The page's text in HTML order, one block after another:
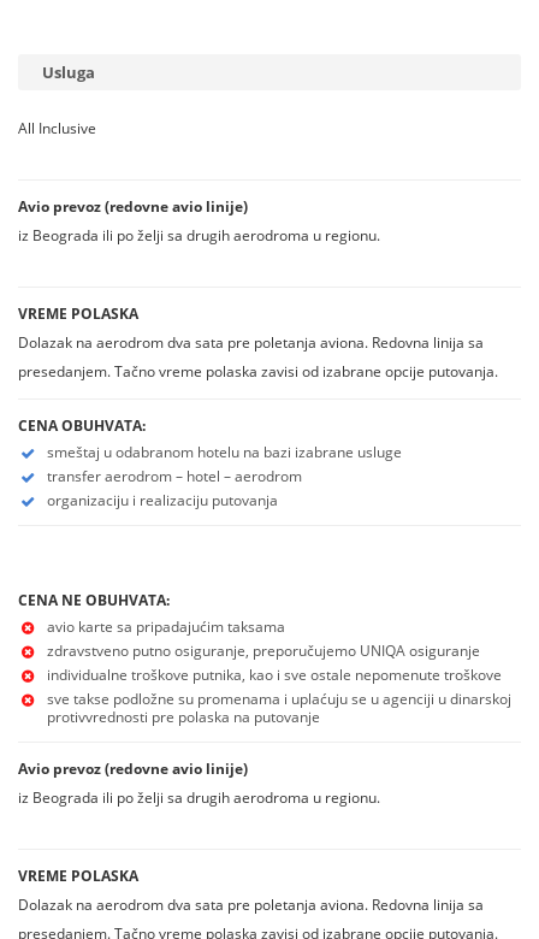
Usluga
All Inclusive
Avio prevoz (redovne avio linije)
iz Beograda ili po želji sa drugih aerodroma u regionu.
VREME POLASKA
Dolazak na aerodrom dva sata pre poletanja aviona. Redovna linija sa
presedanjem. Tačno vreme polaska zavisi od izabrane opcije putovanja.
CENA OBUHVATA:
smeštaj u odabranom hotelu na bazi izabrane usluge
transfer aerodrom – hotel – aerodrom
organizaciju i realizaciju putovanja
CENA NE OBUHVATA:
avio karte sa pripadajućim taksama
zdravstveno putno osiguranje, preporučujemo UNIQA osiguranje
individualne troškove putnika, kao i sve ostale nepomenute troškove
sve takse podložne su promenama i uplaćuju se u agenciji u dinarskoj
protivvrednosti pre polaska na putovanje
Avio prevoz (redovne avio linije)
iz Beograda ili po želji sa drugih aerodroma u regionu.
VREME POLASKA
Dolazak na aerodrom dva sata pre poletanja aviona. Redovna linija sa
presedanjem. Tačno vreme polaska zavisi od izabrane opcije putovanja.